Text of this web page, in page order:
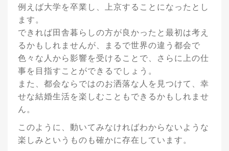
例えば大学を卒業し、上京することになったとし
ます。
できれば田舎暮らしの方が良かったと最初は考え
るかもしれませんが、まるで世界の違う都会で
色々な人から影響を受けることで、さらに上の仕
事を目指すことができるでしょう。
また、都会ならではのお洒落な人を見つけて、幸
せな結婚生活を楽しむこともできるかもしれませ
ん。
このように、動いてみなければわからないような
楽しみというものも確かに存在しています。